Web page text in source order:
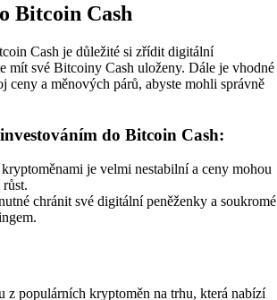
Bitcoin Cash
Cash je důležité si zřídit digitální
mít své Bitcoiny Cash uloženy. Dále je vhodné
ceny a měnových párů, abyste mohli správně
do Bitcoin Cash:
je velmi nestabilní a ceny mohou
chránit své digitální peněženky a soukromé
z populárních kryptoměn na trhu, která nabízí